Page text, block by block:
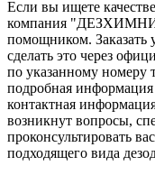
Если вы ищете
компания
помощником. Заказать
сделать это через
по указанному номеру
подробная информация
контактная
возникнут вопросы,
проконсультировать
подходящего вида